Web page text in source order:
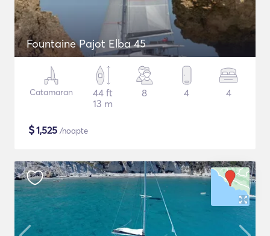
Fountaine Pajot Elba 45
Catamaran
44 ft
13 m
8 4 4
$1,525 /noapte